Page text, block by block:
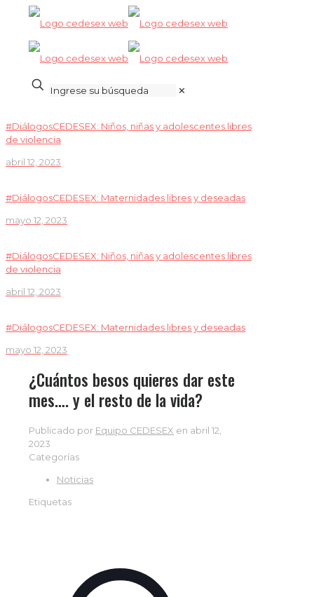
✕
#DiálogosCEDESEX: Niños, niñas y adolescentes libres
de violencia
abril 12, 2023
#DiálogosCEDESEX: Maternidades libres y deseadas
mayo 12, 2023
#DiálogosCEDESEX: Niños, niñas y adolescentes libres
de violencia
abril 12, 2023
#DiálogosCEDESEX: Maternidades libres y deseadas
mayo 12, 2023
¿Cuántos besos quieres dar este
mes…. y el resto de la vida?
Publicado por Equipo CEDESEX en abril 12,
2023
Categorías
Noticias
Etiquetas